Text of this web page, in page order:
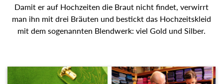
Damit er auf Hochzeiten die Braut nicht findet, verwirrt man
ihn mit drei Bräuten und bestickt das Hochzeitskleid mit
dem sogenannten Blendwerk: viel Gold und Silber.